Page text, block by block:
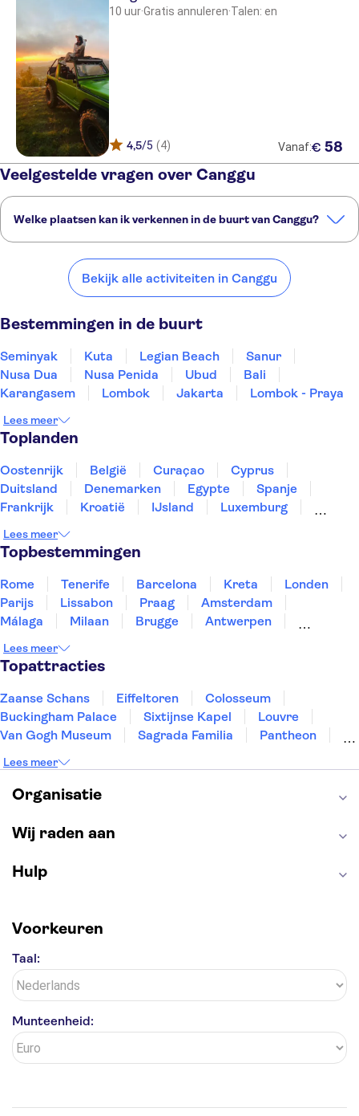
10 uur·Gratis annuleren·Talen: en
4,5/5 (4) Vanaf:€ 58
Veelgestelde vragen over Canggu
Welke plaatsen kan ik verkennen in de buurt van Canggu?
buurt van Canggu:
Kuta Legian Beach Nusa Dua
Bekijk alle activiteiten in Canggu
Bestemmingen in de buurt
Seminyak Kuta Legian Beach
Sanur
Nusa Dua
Nusa Penida Ubud
Bali
Karangasem
Lombok Jakarta Lombok - Praya
Lees meer
Toplanden
Oostenrijk België Curaçao
Cyprus
Duitsland
Denemarken Egypte
Spanje
Frankrijk
Kroatië IJsland
Luxemburg
Slovenië
Thailand
Lees meer
Topbestemmingen
Rome Tenerife Barcelona Kreta
Londen
Parijs
Lissabon Praag
Amsterdam
Málaga
Milaan Brugge
Antwerpen
Eindhoven
Lees meer
Topattracties
Zaanse Schans Eiffeltoren
Colosseum
Buckingham Palace
Sixtijnse Kapel
Louvre
Van Gogh Museum
Sagrada Familia
Pantheon
Keukenhof
ARTIS
Edinburgh Castle
Alcatraz
Park Güell
Lees meer
Organisatie
Wij raden aan
Hulp
Voorkeuren
Taal:
Munteenheid: